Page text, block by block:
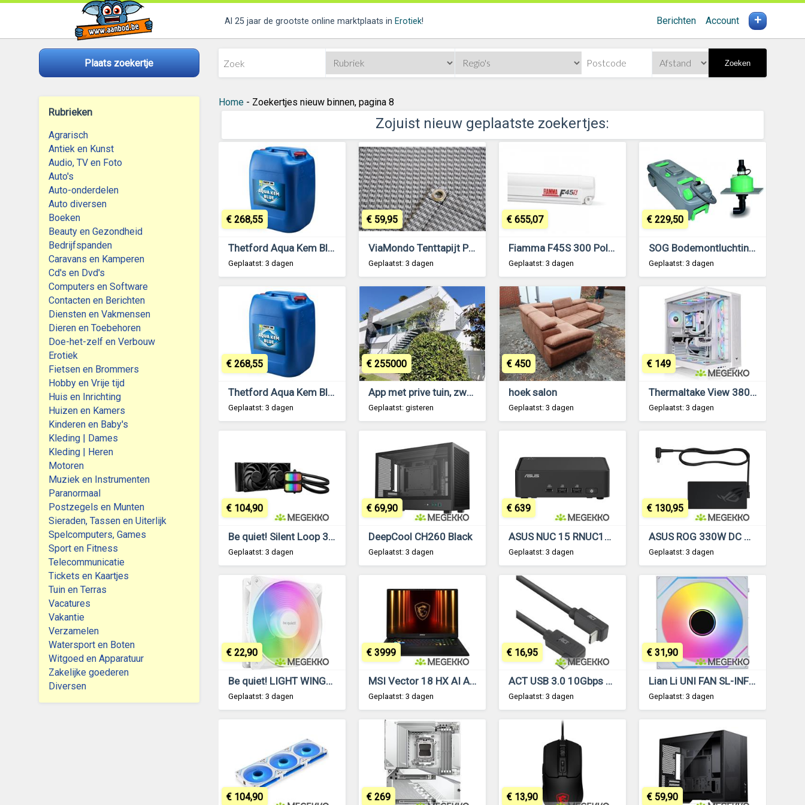
Al 25 jaar de grootste online marktplaats in Erotiek! Berichten Account +
Plaats zoekertje Zoeken
Rubrieken
Agrarisch
Antiek en Kunst
Audio, TV en Foto
Auto's
Auto-onderdelen
Auto diversen
Boeken
Beauty en Gezondheid
Bedrijfspanden
Caravans en Kamperen
Cd's en Dvd's
Computers en Software
Contacten en Berichten
Diensten en Vakmensen
Dieren en Toebehoren
Doe-het-zelf en Verbouw
Erotiek
Fietsen en Brommers
Hobby en Vrije tijd
Huis en Inrichting
Huizen en Kamers
Kinderen en Baby's
Kleding | Dames
Kleding | Heren
Motoren
Muziek en Instrumenten
Paranormaal
Postzegels en Munten
Sieraden, Tassen en Uiterlijk
Spelcomputers, Games
Sport en Fitness
Telecommunicatie
Tickets en Kaartjes
Tuin en Terras
Vacatures
Vakantie
Verzamelen
Watersport en Boten
Witgoed en Apparatuur
Zakelijke goederen
Diversen
Home- Zoekertjes nieuw binnen, pagina 8
Zojuist nieuw geplaatste zoekertjes:
Thetford Aqua Kem Blue Vat 30L
Geplaatst: 3 dagen
€ 268,55
ViaMondo Tenttapijt Premium Grijs 250x350cm
Geplaatst: 3 dagen
€ 59,95
Fiamma F45S 300 Polar White-Royal Grey
Geplaatst: 3 dagen
€ 655,07
SOG Bodemontluchting II Type G Thetford C500
Geplaatst: 3 dagen
€ 229,50
Thetford Aqua Kem Blue Vat 30L
Geplaatst: 3 dagen
€ 268,55
App met prive tuin, zwembad en dakterras
Geplaatst: gisteren
€ 255000
hoek salon
Geplaatst: 3 dagen
€ 450
Thermaltake View 380 XL TG ARGB Midi Tower Wit
Geplaatst: 3 dagen
€ 149
Be quiet! Silent Loop 3 240mm
Geplaatst: 3 dagen
€ 104,90
DeepCool CH260 Black
Geplaatst: 3 dagen
€ 69,90
ASUS NUC 15 RNUC15CRKU700002 Intel Core Ultra 7 255H Barebones PC
Geplaatst: 3 dagen
€ 639
ASUS ROG 330W DC Adapter
Geplaatst: 3 dagen
€ 130,95
Be quiet! LIGHT WINGS LX 120mm PWM Reverse White
Geplaatst: 3 dagen
€ 22,90
MSI Vector 18 HX AI A2XWJG-636NL 18 Core i9 RTX 5090 Gaming Laptop
Geplaatst: 3 dagen
€ 3999
ACT USB 3.0 10Gbps 60W USB Type-C (haaks horizontaal) - USB Type-C (haaks verticaal) 2m
Geplaatst: 3 dagen
€ 16,95
Lian Li UNI FAN SL-INF 120 Wireless , 1-pack, White, ARGB PWM
Geplaatst: 3 dagen
€ 31,90
€ 104,90 € 269 € 13,90 € 59,90